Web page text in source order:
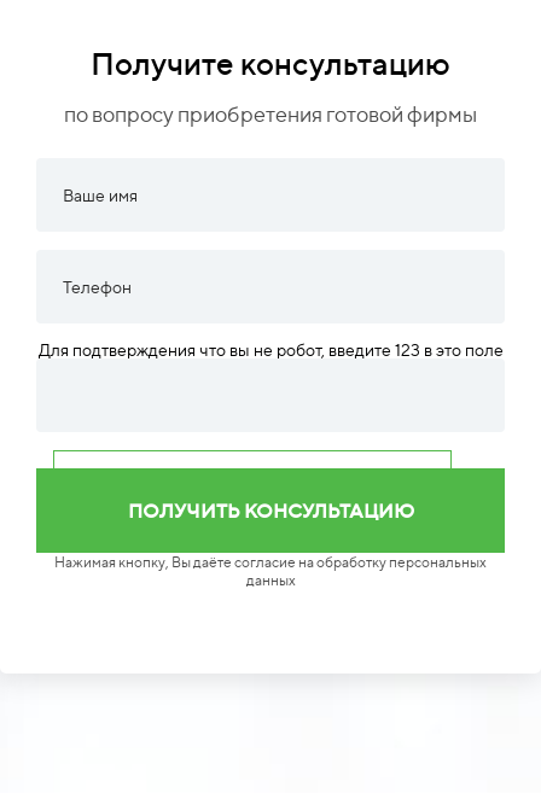
Получите консультацию
по вопросу приобретения готовой фирмы
Для подтверждения что вы не робот, введите 123 в это поле
Нажимая кнопку, Вы даёте согласие на обработку персональных
данных